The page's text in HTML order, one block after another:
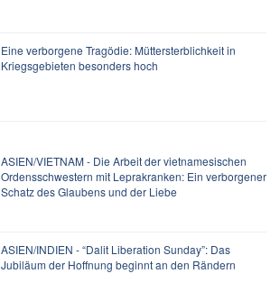
Eine verborgene Tragödie: Müttersterblichkeit in
Kriegsgebieten besonders hoch
ASIEN/VIETNAM - Die Arbeit der vietnamesischen
Ordensschwestern mit Leprakranken: Ein verborgener
Schatz des Glaubens und der Liebe
ASIEN/INDIEN - “Dalit Liberation Sunday”: Das
Jubiläum der Hoffnung beginnt an den Rändern